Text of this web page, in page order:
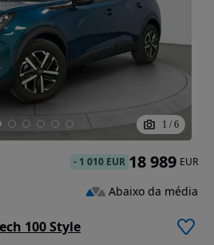
1 / 6
100 Style
- 1 010 EUR 18 989 EUR
Abaixo da média